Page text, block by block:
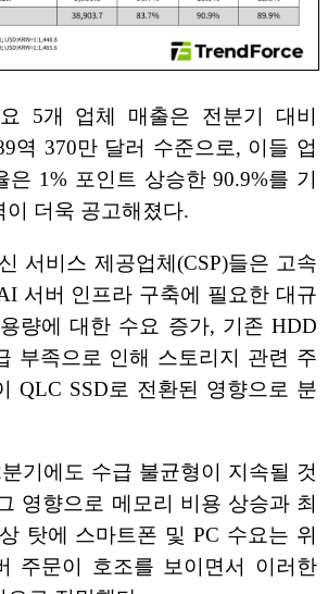
5개 업체 매출은 전분기 대비
역 370만 달러 수준으로, 이들 업
은 1% 포인트 상승한 90.9%를 기
이 더욱 공고해졌다.
서비스 제공업체(CSP)들은 고속
서버 인프라 구축에 필요한 대규
량에 대한 수요 증가, 기존 HDD
부족으로 인해 스토리지 관련 주
QLC SSD로 전환된 영향으로 분
기에도 수급 불균형이 지속될 것
영향으로 메모리 비용 상승과 최
탓에 스마트폰 및 PC 수요는 위
주문이 호조를 보이면서 이러한